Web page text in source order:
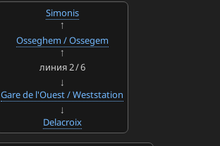
Simonis
Osseghem / Ossegem
линия 2 / 6
Gare de l'Ouest / Weststation
Delacroix